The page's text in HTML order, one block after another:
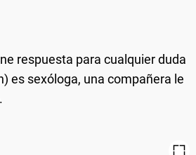
respuesta para cualquier duda
es sexóloga, una compañera le